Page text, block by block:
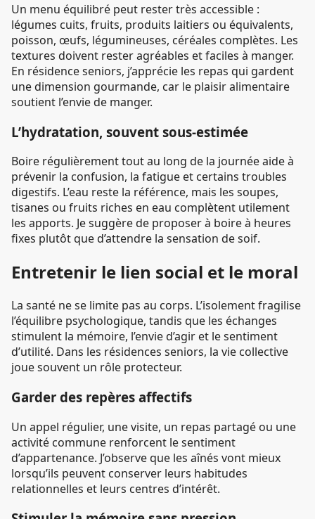
Un menu équilibré peut rester très accessible :
légumes cuits, fruits, produits laitiers ou équivalents,
poisson, œufs, légumineuses, céréales complètes. Les
textures doivent rester agréables et faciles à manger.
En résidence seniors, j’apprécie les repas qui gardent
une dimension gourmande, car le plaisir alimentaire
soutient l’envie de manger.
L’hydratation, souvent sous-estimée
Boire régulièrement tout au long de la journée aide à
prévenir la confusion, la fatigue et certains troubles
digestifs. L’eau reste la référence, mais les soupes,
tisanes ou fruits riches en eau complètent utilement
les apports. Je suggère de proposer à boire à heures
fixes plutôt que d’attendre la sensation de soif.
Entretenir le lien social et le moral
La santé ne se limite pas au corps. L’isolement fragilise
l’équilibre psychologique, tandis que les échanges
stimulent la mémoire, l’envie d’agir et le sentiment
d’utilité. Dans les résidences seniors, la vie collective
joue souvent un rôle protecteur.
Garder des repères affectifs
Un appel régulier, une visite, un repas partagé ou une
activité commune renforcent le sentiment
d’appartenance. J’observe que les aînés vont mieux
lorsqu’ils peuvent conserver leurs habitudes
relationnelles et leurs centres d’intérêt.